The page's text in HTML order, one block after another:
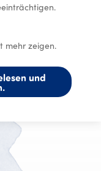
mehr zeigen.
und